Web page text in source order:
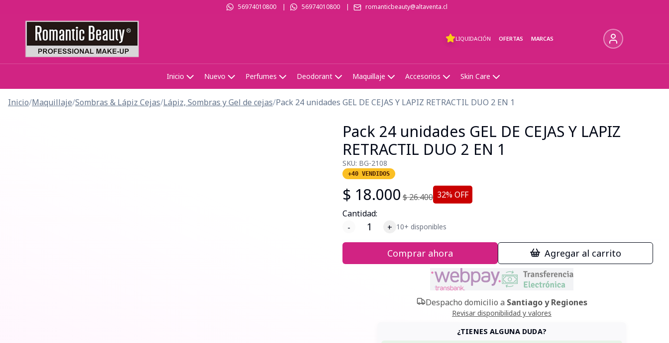
56974010800| 56974010800| romanticbeauty@altaventa.cl
LIQUIDACIÓN OFERTAS MARCAS
Inicio Nuevo Perfumes Deodorant Maquillaje Accesorios Skin Care
Inicio/Maquillaje/Sombras & Lápiz Cejas/Lápiz, Sombras y Gel de cejas/Pack 24 unidades GEL DE CEJAS Y LAPIZ RETRACTIL DUO 2 EN 1
Pack 24 unidades GEL DE CEJAS Y LAPIZ
RETRACTIL DUO 2 EN 1
SKU: BG-2108
+40 VENDIDOS
$ 18.000 $26.400 32% OFF
Cantidad:
-
+ 10+ disponibles
Comprar ahora Agregar al carrito
Despacho domicilio a Santiago y Regiones
Revisar disponibilidad y valores
¿TIENES ALGUNA DUDA?